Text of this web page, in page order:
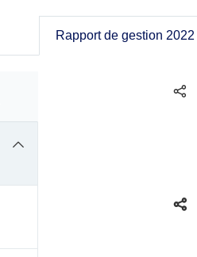
Rapport de gestion 2022